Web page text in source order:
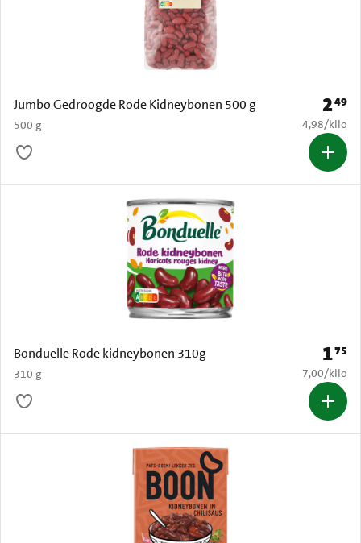
Jumbo Gedroogde Rode Kidneybonen 500 g
500 g
Prijs:
249
€ 4,98 per
4,98/kilo
Bonduelle Rode kidneybonen 310g
310 g
Prijs:
175
€ 7,00 per
7,00/kilo